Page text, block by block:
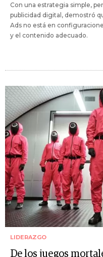
Con una estrategia simple,
publicidad digital, demostró
Ads no está en
y el contenido adecuado.
LIDERAZGO
De los juegos